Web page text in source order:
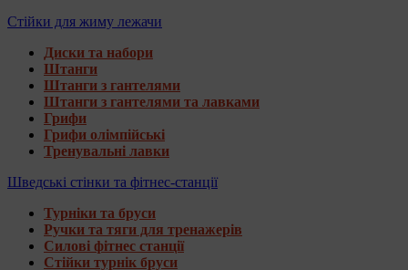
Стійки для жиму лежачи
Диски та набори
Штанги
Штанги з гантелями
Штанги з гантелями та лавками
Грифи
Грифи олімпійські
Тренувальні лавки
Шведські стінки та фітнес-станції
Турніки та бруси
Ручки та тяги для тренажерів
Силові фітнес станції
Стійки турнік бруси